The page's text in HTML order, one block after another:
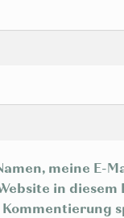
meine E-
in diesem
Kommentierung